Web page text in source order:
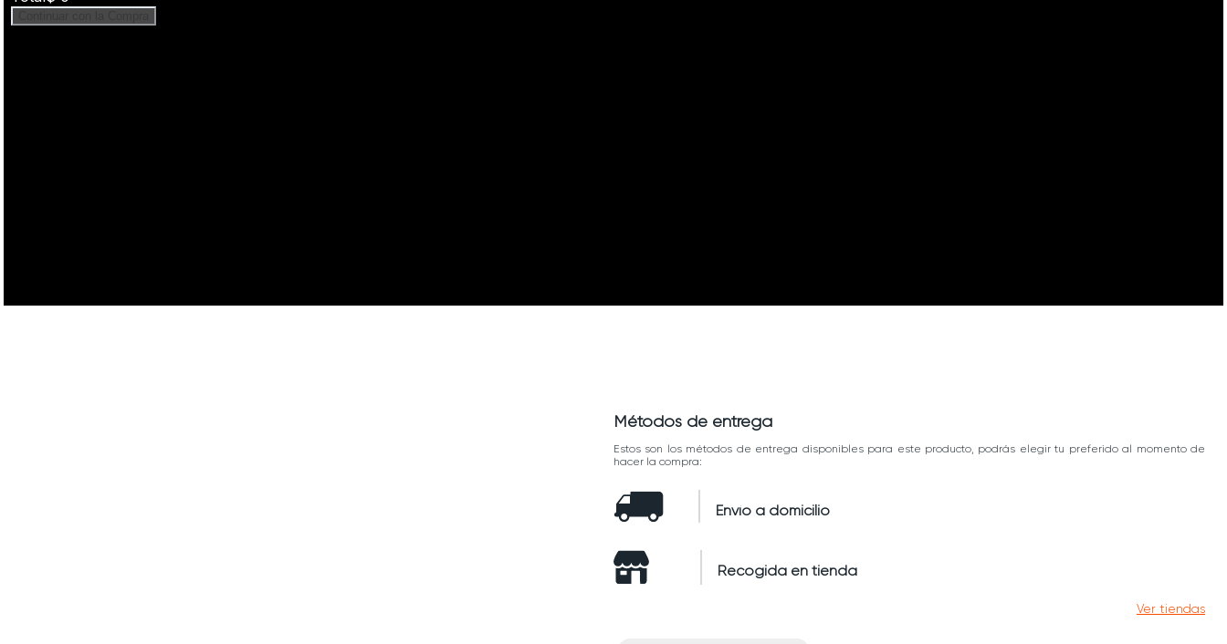
Métodos de entrega
Estos son los métodos de entrega disponibles para este producto, podrás elegir tu preferido al momento de
hacer la compra:
Envío a domicilio
Recogida en tienda
Ver tiendas